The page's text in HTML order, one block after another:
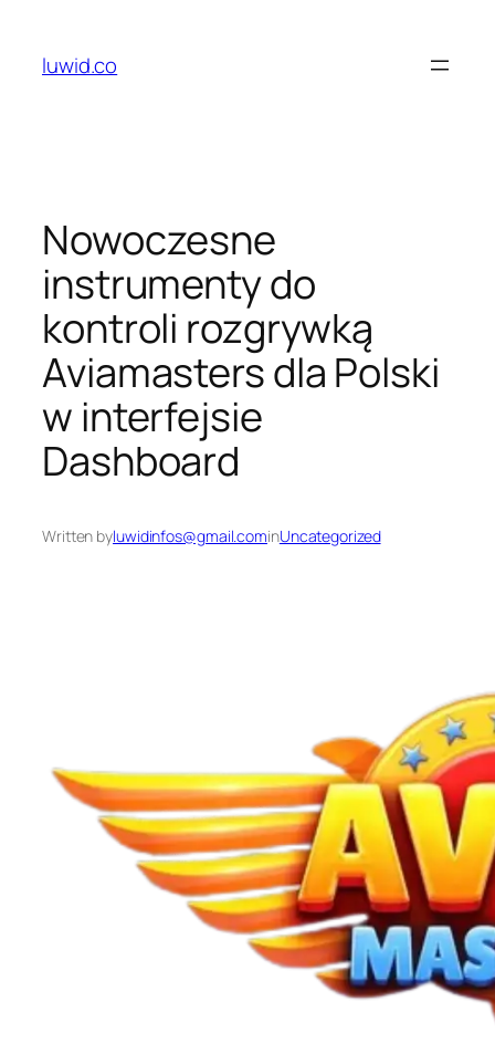
content
luwid.co
Nowoczesne
instrumenty do
kontroli rozgrywką
Aviamasters dla Polski
w interfejsie
Dashboard
Written byluwidinfos@gmail.cominUncategorized